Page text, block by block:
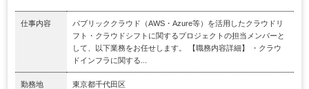
仕事内容
パブリッククラウド（AWS・Azure等）を活用したクラウドリ
フト・クラウドシフトに関するプロジェクトの担当メンバーと
して、以下業務をお任せします。 【職務内容詳細】 ・クラウ
ドインフラに関する...
勤務地 東京都千代田区